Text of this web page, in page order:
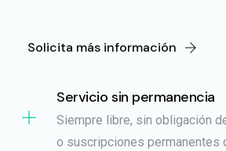
Solicita más información
Servicio sin permanencia
Siempre libre, sin obligación
o suscripciones permanentes